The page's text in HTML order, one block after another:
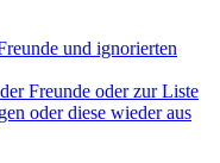
und ignorierten
Freunde oder zur Liste
oder diese wieder aus